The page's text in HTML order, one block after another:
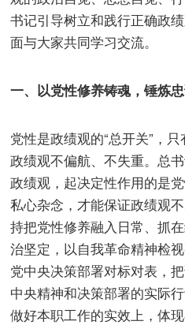
书记引导树立和践行正确政
面与大家共同学习交流。
一、以党性修养铸魂，锤炼
党性是政绩观的“总开关”，
政绩观不偏航、不失重。总
政绩观，起决定性作用的是
私心杂念，才能保证政绩观
持把党性修养融入日常、抓
治坚定，以自我革命精神检
党中央决策部署对标对表，
中央精神和决策部署的实际
做好本职工作的实效上，体现